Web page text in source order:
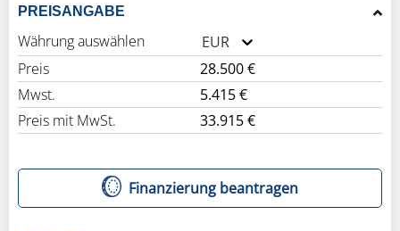
PREISANGABE
Währung auswählen
EUR
Preis
28.500 €
Mwst.
5.415 €
Preis mit MwSt.
33.915 €
Finanzierung beantragen